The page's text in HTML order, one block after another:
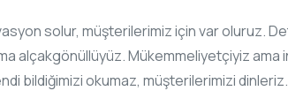
solur, müşterilerimiz için var oluruz.
alçakgönüllüyüz. Mükemmeliyetçiyiz ama
bildiğimizi okumaz, müşterilerimizi